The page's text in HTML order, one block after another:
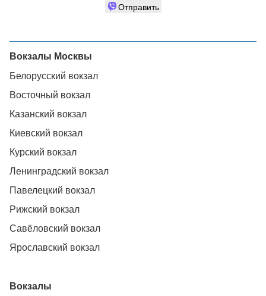
Отправить
Вокзалы Москвы
Белорусский вокзал
Восточный вокзал
Казанский вокзал
Киевский вокзал
Курский вокзал
Ленинградский вокзал
Павелецкий вокзал
Рижский вокзал
Савёловский вокзал
Ярославский вокзал
Вокзалы